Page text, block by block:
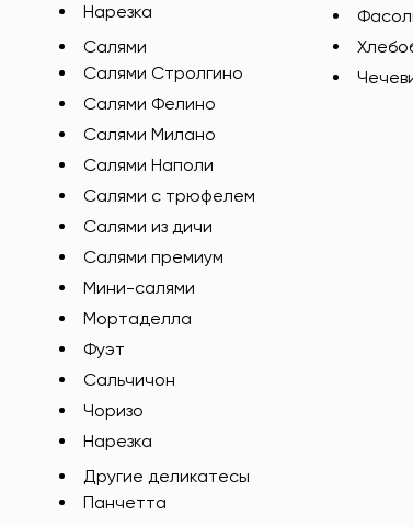
Нарезка
Салями
Салями Стролгино
Салями Фелино
Салями Милано
Салями Наполи
Салями с трюфелем
Салями из дичи
Салями премиум
Мини-салями
Мортаделла
Фуэт
Сальчичон
Чоризо
Нарезка
Другие деликатесы
Панчетта